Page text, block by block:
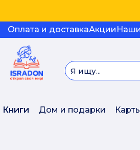
Оплата и доставкаАкции
Книги Дом и подарки